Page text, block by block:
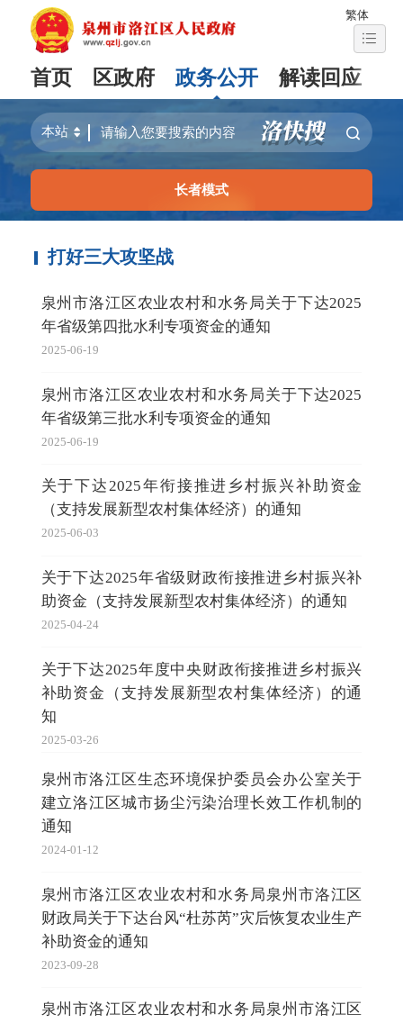
繁体
首页 区政府 政务公开 解读回应
长者模式
打好三大攻坚战
泉州市洛江区农业农村和水务局关于下达2025
年省级第四批水利专项资金的通知
2025-06-19
泉州市洛江区农业农村和水务局关于下达2025
年省级第三批水利专项资金的通知
2025-06-19
关于下达2025年衔接推进乡村振兴补助资金
（支持发展新型农村集体经济）的通知
2025-06-03
关于下达2025年省级财政衔接推进乡村振兴补
助资金（支持发展新型农村集体经济）的通知
2025-04-24
关于下达2025年度中央财政衔接推进乡村振兴
补助资金（支持发展新型农村集体经济）的通
知
2025-03-26
泉州市洛江区生态环境保护委员会办公室关于
建立洛江区城市扬尘污染治理长效工作机制的
通知
2024-01-12
泉州市洛江区农业农村和水务局泉州市洛江区
财政局关于下达台风“杜苏芮”灾后恢复农业生产
补助资金的通知
2023-09-28
泉州市洛江区农业农村和水务局泉州市洛江区